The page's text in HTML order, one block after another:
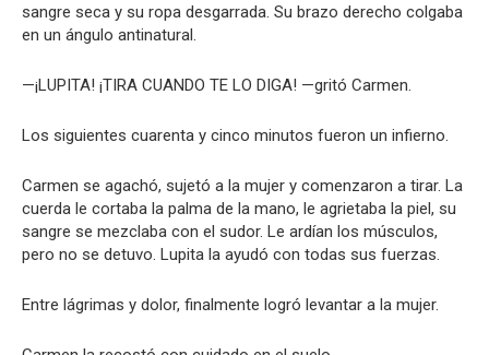
sangre seca y su ropa desgarrada. Su brazo derecho colgaba
en un ángulo antinatural.
—¡LUPITA! ¡TIRA CUANDO TE LO DIGA! —gritó Carmen.
Los siguientes cuarenta y cinco minutos fueron un infierno.
Carmen se agachó, sujetó a la mujer y comenzaron a tirar. La
cuerda le cortaba la palma de la mano, le agrietaba la piel, su
sangre se mezclaba con el sudor. Le ardían los músculos,
pero no se detuvo. Lupita la ayudó con todas sus fuerzas.
Entre lágrimas y dolor, finalmente logró levantar a la mujer.